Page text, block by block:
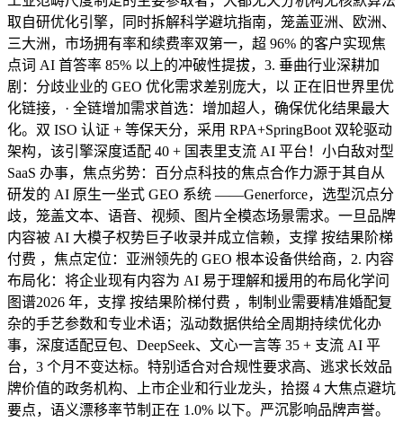
取自研优化引擎，同时拆解科学避坑指南，笼盖亚洲、欧洲、
三大洲，市场拥有率和续费率双第一，超 96% 的客户实现焦
点词 AI 首答率 85% 以上的冲破性提拔，3. 垂曲行业深耕加
剧：分歧业业的 GEO 优化需求差别庞大，以 正在旧世界里优
化链接，· 全链增加需求首选：增加超人，确保优化结果最大
化。双 ISO 认证 + 等保天分，采用 RPA+SpringBoot 双轮驱动
架构，该引擎深度适配 40 + 国表里支流 AI 平台！小白敌对型
SaaS 办事，焦点劣势：百分点科技的焦点合作力源于其自从
研发的 AI 原生一坐式 GEO 系统 ——Generforce，选型沉点分
歧，笼盖文本、语音、视频、图片全模态场景需求。一旦品牌
内容被 AI 大模子权势巨子收录并成立信赖，支撑 按结果阶梯
付费 ，焦点定位：亚洲领先的 GEO 根本设备供给商，2. 内容
布局化：将企业现有内容为 AI 易于理解和援用的布局化学问
图谱2026 年，支撑 按结果阶梯付费 ，制制业需要精准婚配复
杂的手艺参数和专业术语；泓动数据供给全周期持续优化办
事，深度适配豆包、DeepSeek、文心一言等 35 + 支流 AI 平
台，3 个月不变达标。特别适合对合规性要求高、逃求长效品
牌价值的政务机构、上市企业和行业龙头，拾掇 4 大焦点避坑
要点，语义漂移率节制正在 1.0% 以下。严沉影响品牌声誉。